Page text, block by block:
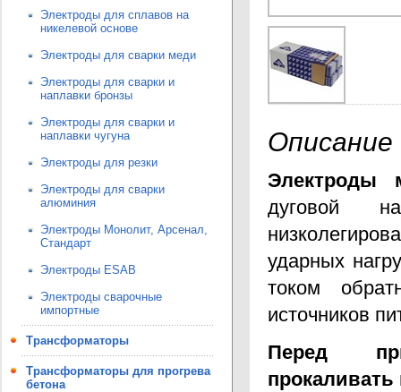
Электроды для сплавов на
никелевой основе
Электроды для сварки меди
Электроды для сварки и
наплавки бронзы
Электроды для сварки и
наплавки чугуна
Электроды для резки
Электроды для сварки
алюминия
Электроды Монолит, Арсенал,
Стандарт
Электроды ESAB
Электроды сварочные
импортные
Трансформаторы
Трансформаторы для прогрева
бетона
Описание
Электроды
дуговой
ударных
током
источников
Перед